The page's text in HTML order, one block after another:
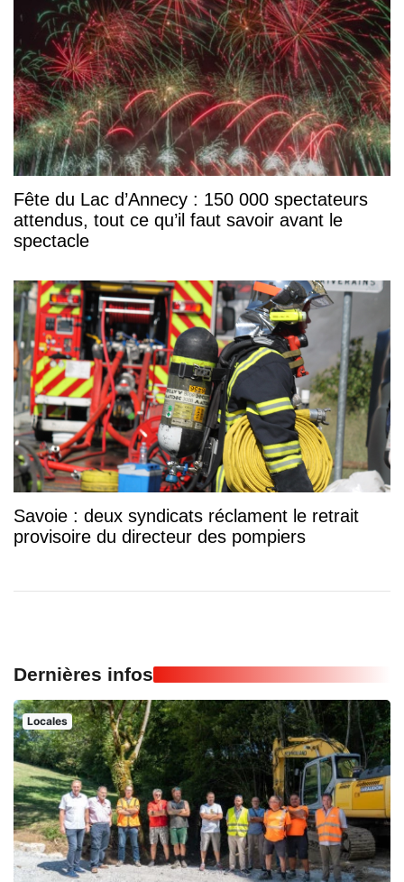
Fête du Lac d’Annecy : 150 000 spectateurs
attendus, tout ce qu’il faut savoir avant le
spectacle
Savoie : deux syndicats réclament le retrait
provisoire du directeur des pompiers
Dernières infos
Locales